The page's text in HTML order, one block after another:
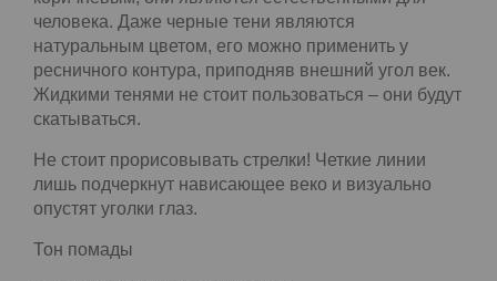
создать эффект свечения.
Цвета и линии
От ярких цветных теней – зеленых, фиолетовых,
синих – лучше отказаться. Отдайте предпочтение
коричневым, они являются естественными для
человека. Даже черные тени являются
натуральным цветом, его можно применить у
ресничного контура, приподняв внешний угол
век. Жидкими тенями не стоит пользоваться –